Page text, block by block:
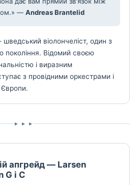
— Andreas Brantelid
віолончеліст, один з
покоління. Відомий своєю
і виразним
з провідними оркестрами і
Європи.
▸ ▸ ▸
апгрейд — Larsen
G і C